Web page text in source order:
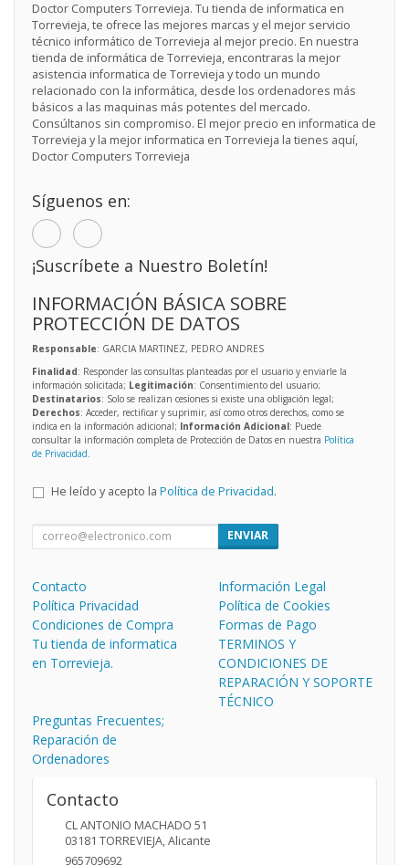
Doctor Computers Torrevieja. Tu tienda de informatica en
Torrevieja, te ofrece las mejores marcas y el mejor servicio
técnico informático de Torrevieja al mejor precio. En nuestra
tienda de informática de Torrevieja, encontraras la mejor
asistencia informatica de Torrevieja y todo un mundo
relacionado con la informática, desde los ordenadores más
básicos a las maquinas más potentes del mercado.
Consúltanos sin compromiso. El mejor precio en informatica de
Torrevieja y la mejor informatica en Torrevieja la tienes aquí,
Doctor Computers Torrevieja
Síguenos en:
¡Suscríbete a Nuestro Boletín!
INFORMACIÓN BÁSICA SOBRE
PROTECCIÓN DE DATOS
Responsable: GARCIA MARTINEZ, PEDRO ANDRES
Finalidad: Responder las consultas planteadas por el usuario y enviarle la
información solicitada; Legitimación: Consentimiento del usuario;
Destinatarios: Solo se realizan cesiones si existe una obligación legal;
Derechos: Acceder, rectificar y suprimir, así como otros derechos, como se
indica en la información adicional; Información Adicional: Puede
consultar la información completa de Protección de Datos en nuestra Política
de Privacidad
He leído y acepto la Política de Privacidad.
ENVIAR
Contacto
Información Legal
Política Privacidad
Política de Cookies
Condiciones de Compra
Formas de Pago
Tu tienda de informatica
en Torrevieja.
TERMINOS Y
CONDICIONES DE
REPARACIÓN Y SOPORTE
TÉCNICO
Preguntas Frecuentes;
Reparación de
Ordenadores
Contacto
CL ANTONIO MACHADO 51
03181 TORREVIEJA,Alicante
965709692